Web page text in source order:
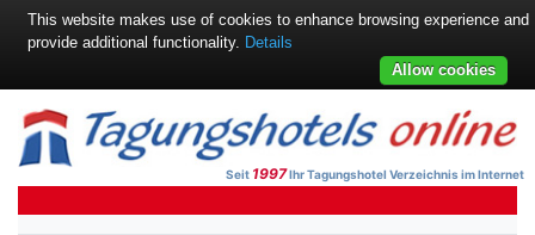
Seit 1997Ihr Tagungshotel Verzeichnis im Internet
This website makes use of cookies to enhance browsing experience and
provide additional functionality. Details
Allow cookies